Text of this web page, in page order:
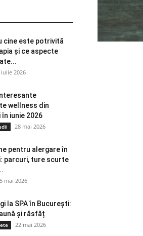
cine este potrivită
și ce aspecte
iulie 2026
wellness din
iunie 2026
28 mai 2026
pentru alergare în
parcuri, ture scurte
mai 2026
la SPA în București:
și răsfăț
22 mai 2026